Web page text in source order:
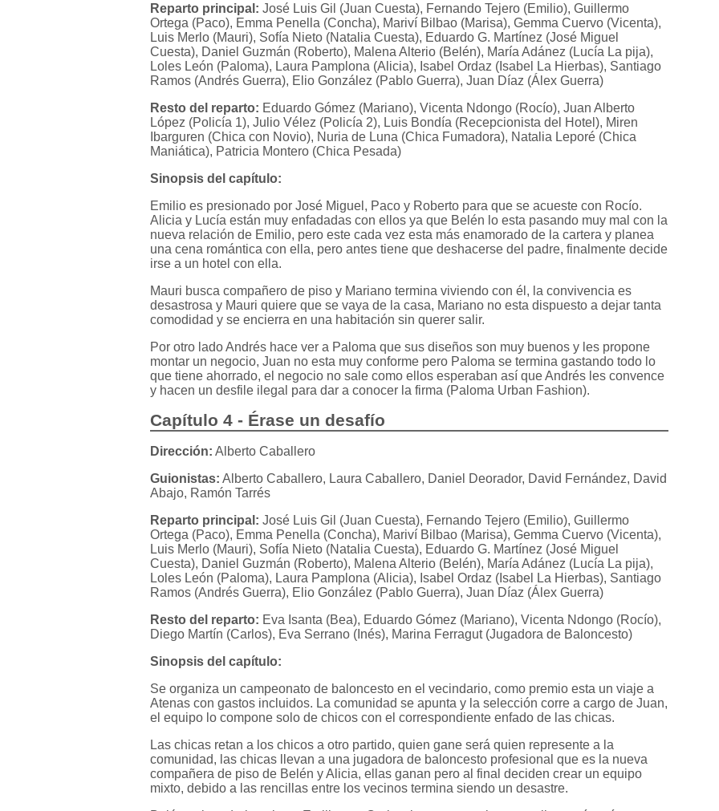
Reparto principal: José Luis Gil (Juan Cuesta), Fernando Tejero (Emilio), Guillermo
Ortega (Paco), Emma Penella (Concha), Mariví Bilbao (Marisa), Gemma Cuervo (Vicenta),
Luis Merlo (Mauri), Sofía Nieto (Natalia Cuesta), Eduardo G. Martínez (José Miguel
Cuesta), Daniel Guzmán (Roberto), Malena Alterio (Belén), María Adánez (Lucía La pija),
Loles León (Paloma), Laura Pamplona (Alicia), Isabel Ordaz (Isabel La Hierbas), Santiago
Ramos (Andrés Guerra), Elio González (Pablo Guerra), Juan Díaz (Álex Guerra)
Resto del reparto: Eduardo Gómez (Mariano), Vicenta Ndongo (Rocío), Juan Alberto
López (Policía 1), Julio Vélez (Policía 2), Luis Bondía (Recepcionista del Hotel), Miren
Ibarguren (Chica con Novio), Nuria de Luna (Chica Fumadora), Natalia Leporé (Chica
Maniática), Patricia Montero (Chica Pesada)
Sinopsis del capítulo:
Emilio es presionado por José Miguel, Paco y Roberto para que se acueste con Rocío.
Alicia y Lucía están muy enfadadas con ellos ya que Belén lo esta pasando muy mal con la
nueva relación de Emilio, pero este cada vez esta más enamorado de la cartera y planea
una cena romántica con ella, pero antes tiene que deshacerse del padre, finalmente decide
irse a un hotel con ella.
Mauri busca compañero de piso y Mariano termina viviendo con él, la convivencia es
desastrosa y Mauri quiere que se vaya de la casa, Mariano no esta dispuesto a dejar tanta
comodidad y se encierra en una habitación sin querer salir.
Por otro lado Andrés hace ver a Paloma que sus diseños son muy buenos y les propone
montar un negocio, Juan no esta muy conforme pero Paloma se termina gastando todo lo
que tiene ahorrado, el negocio no sale como ellos esperaban así que Andrés les convence
y hacen un desfile ilegal para dar a conocer la firma (Paloma Urban Fashion).
Capítulo 4 - Érase un desafío
Dirección: Alberto Caballero
Guionistas: Alberto Caballero, Laura Caballero, Daniel Deorador, David Fernández, David
Abajo, Ramón Tarrés
Reparto principal: José Luis Gil (Juan Cuesta), Fernando Tejero (Emilio), Guillermo
Ortega (Paco), Emma Penella (Concha), Mariví Bilbao (Marisa), Gemma Cuervo (Vicenta),
Luis Merlo (Mauri), Sofía Nieto (Natalia Cuesta), Eduardo G. Martínez (José Miguel
Cuesta), Daniel Guzmán (Roberto), Malena Alterio (Belén), María Adánez (Lucía La pija),
Loles León (Paloma), Laura Pamplona (Alicia), Isabel Ordaz (Isabel La Hierbas), Santiago
Ramos (Andrés Guerra), Elio González (Pablo Guerra), Juan Díaz (Álex Guerra)
Resto del reparto: Eva Isanta (Bea), Eduardo Gómez (Mariano), Vicenta Ndongo (Rocío),
Diego Martín (Carlos), Eva Serrano (Inés), Marina Ferragut (Jugadora de Baloncesto)
Sinopsis del capítulo:
Se organiza un campeonato de baloncesto en el vecindario, como premio esta un viaje a
Atenas con gastos incluidos. La comunidad se apunta y la selección corre a cargo de Juan,
el equipo lo compone solo de chicos con el correspondiente enfado de las chicas.
Las chicas retan a los chicos a otro partido, quien gane será quien represente a la
comunidad, las chicas llevan a una jugadora de baloncesto profesional que es la nueva
compañera de piso de Belén y Alicia, ellas ganan pero al final deciden crear un equipo
mixto, debido a las rencillas entre los vecinos termina siendo un desastre.